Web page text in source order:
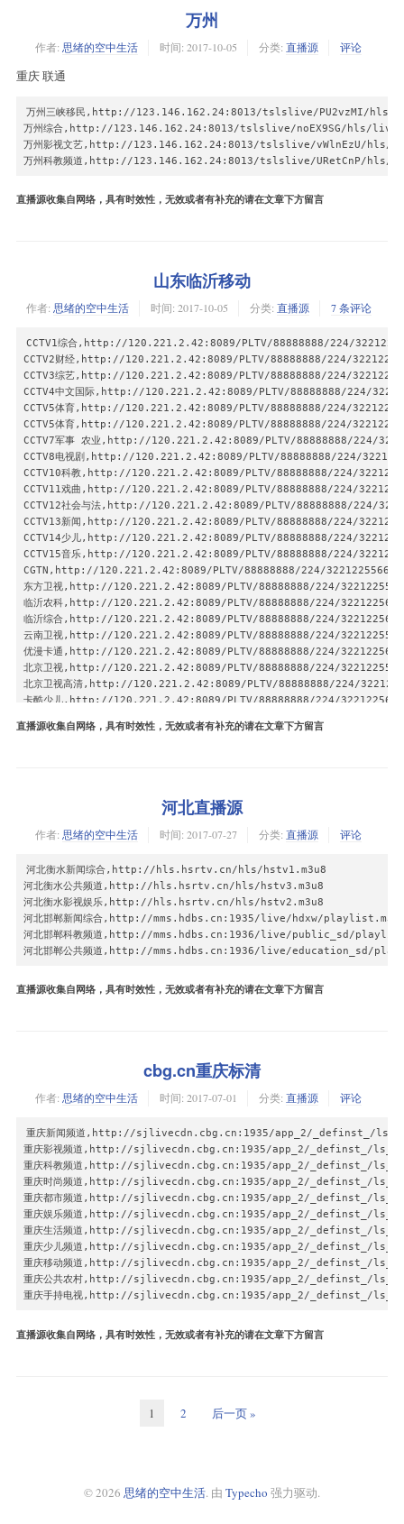
旅游卫视:igmp://239.93.0.80:5140
卡酷动画:igmp://239.93.0.208:5140
金鹰卡通:igmp://239.93.0.108:5140
热播剧场:igmp://239.93.0.56:9020
魅力时尚高清:igmp://239.93.0.190:9012
少儿动画高清:igmp://239.93.0.193:9000
足球高清:igmp://239.93.0.197:9040
军事高清:igmp://239.93.0.204:9076
解密高清:igmp://239.93.0.199:9048
戏曲:igmp://239.93.0.217:9208
宝宝动画高清:igmp://239.93.0.147:5140
电竞天堂高清:igmp://239.93.1.135:5140
墨宝高清:igmp://239.93.0.215:9132
财富天下:igmp://239.93.0.116:9136
收视指南:igmp://239.93.0.195:8012
传奇:igmp://239.93.0.235:1282
食尚:igmp://239.93.0.237:1284
汽车频道:igmp://239.93.0.117:1292
新华现场:igmp://239.93.0.93:2102
美食旅游:igmp://239.93.0.165:2104
熊猫影院高清:igmp://239.93.0.214:5140
IPTV5＋:igmp://239.93.0.135:9008
星空精选高清:igmp://239.93.1.171:5140
金熊猫卡通高清:igmp://239.93.1.172:5140
中国微电影:igmp://239.93.1.234:5140
西部旅游:igmp://239.93.1.235:5140
大众生活:igmp://239.93.1.157:4120
大爱四川:igmp://239.93.1.109:5140
直播室1:igmp://239.93.1.180:5140
直播室2:igmp://239.93.1.181:5140
直播室3:igmp://239.93.1.182:5140
直播室4:igmp://239.93.1.183:5140
直播室5:igmp://239.93.1.184:5140
直播室6:igmp://239.93.1.185:5140
直播室7:igmp://239.93.1.186:5140
直播室8:igmp://239.93.1.187:5140
直播室13:igmp://239.93.0.101:5140
直播室14:igmp://239.93.0.102:5140
直播室15:igmp://239.93.0.103:5140
热门央视:igmp://239.93.1.33:5140
热门卫视:igmp://239.93.1.34:5140
热门本地:igmp://239.93.1.35:5140
热门央视-体验:igmp://239.93.1.47:5140
热门卫视-体验:igmp://239.93.1.49:5140
热门本地-体验:igmp://239.93.1.53:5140
921:igmp://239.93.1.131:5140
922:igmp://239.93.1.132:5140
926:igmp://239.93.1.124:5140
927:igmp://239.93.1.125:5140
928:igmp://239.93.1.126:5140
300156,上视新闻综合
300153,上视电视剧
300407,南方少儿
300150,上视教育
300593,长沙政法
300155,上视星尚频道
303537,国学频道
300415,武汉科教生活
300404,南方经济
300464,广东房产频道
万州
作者: 思绪的空中生活 时间: 2017-10-05 分类: 直播源 评论
重庆 联通
万州三峡移民,http://123.146.162.24:8013/tslslive/PU2vzMI/hls/
万州综合,http://123.146.162.24:8013/tslslive/noEX9SG/hls/
万州影视文艺,http://123.146.162.24:8013/tslslive/vWlnEzU/hls/
万州科教频道,http://123.146.162.24:8013/tslslive/URetCnP/hls/
直播源收集自网络，具有时效性，无效或者有补充的请在文章下方留言
山东临沂移动
作者: 思绪的空中生活 时间: 2017-10-05 分类: 直播源 7 条评论
CCTV1综合,http://120.221.2.42:8089/PLTV/88888888/224/
CCTV2财经,http://120.221.2.42:8089/PLTV/88888888/224/
CCTV3综艺,http://120.221.2.42:8089/PLTV/88888888/224/
CCTV4中文国际,http://120.221.2.42:8089/PLTV/88888888/224/
CCTV5体育,http://120.221.2.42:8089/PLTV/88888888/224/
CCTV5体育,http://120.221.2.42:8089/PLTV/88888888/224/
CCTV7军事 农业,http://120.221.2.42:8089/PLTV/88888888/224/
CCTV8电视剧,http://120.221.2.42:8089/PLTV/88888888/224/
CCTV10科教,http://120.221.2.42:8089/PLTV/88888888/224/
CCTV11戏曲,http://120.221.2.42:8089/PLTV/88888888/224/
CCTV12社会与法,http://120.221.2.42:8089/PLTV/88888888/224/
CCTV13新闻,http://120.221.2.42:8089/PLTV/88888888/224/
CCTV14少儿,http://120.221.2.42:8089/PLTV/88888888/224/
CCTV15音乐,http://120.221.2.42:8089/PLTV/88888888/224/
CGTN,http://120.221.2.42:8089/PLTV/88888888/224/3221225566/
东方卫视,http://120.221.2.42:8089/PLTV/88888888/224/
临沂农科,http://120.221.2.42:8089/PLTV/88888888/224/
临沂综合,http://120.221.2.42:8089/PLTV/88888888/224/
云南卫视,http://120.221.2.42:8089/PLTV/88888888/224/
优漫卡通,http://120.221.2.42:8089/PLTV/88888888/224/
北京卫视,http://120.221.2.42:8089/PLTV/88888888/224/
北京卫视高清,http://120.221.2.42:8089/PLTV/88888888/224/
卡酷少儿,http://120.221.2.42:8089/PLTV/88888888/224/
天津卫视,http://120.221.2.42:8089/PLTV/88888888/224/
山东农科,http://120.221.2.42:8089/PLTV/88888888/224/
山东卫视,http://120.221.2.42:8089/PLTV/88888888/224/
山东卫视高清,http://120.221.2.42:8089/PLTV/88888888/224/
山东少儿,http://120.221.2.42:8089/PLTV/88888888/224/
山东影视,http://120.221.2.42:8089/PLTV/88888888/224/
山东生活,http://120.221.2.42:8089/PLTV/88888888/224/
山东综艺,http://120.221.2.42:8089/PLTV/88888888/224/
山东齐鲁,http://120.221.2.42:8089/PLTV/88888888/224/
广东卫视,http://120.221.2.42:8089/PLTV/88888888/224/
广东卫视高清,http://120.221.2.42:8089/PLTV/88888888/224/
德州公共,http://120.221.2.42:8089/PLTV/88888888/224/
河南卫视,http://120.221.2.42:8089/PLTV/88888888/224/
济南娱乐,http://120.221.2.42:8089/PLTV/88888888/224/
济南影视,http://120.221.2.42:8089/PLTV/88888888/224/
济南新闻综合,http://120.221.2.42:8089/PLTV/88888888/224/
济南新闻综合高清,http://120.221.2.42:8089/PLTV/88888888/224/
济南生活,http://120.221.2.42:8089/PLTV/88888888/224/
济南都市,http://120.221.2.42:8089/PLTV/88888888/224/
浙江卫视,http://120.221.2.42:8089/PLTV/88888888/224/
海看教育,http://120.221.2.42:8089/PLTV/88888888/224/
海看生活,http://120.221.2.42:8089/PLTV/88888888/224/
深圳卫视,http://120.221.2.42:8089/PLTV/88888888/224/
深圳卫视高清,http://120.221.2.42:8089/PLTV/88888888/224/
湖南卫视,http://120.221.2.42:8089/PLTV/88888888/224/
辽宁卫视,http://120.221.2.42:8089/PLTV/88888888/224/
黑龙江卫视高清,http://120.221.2.42:8089/PLTV/88888888/224/
直播源收集自网络，具有时效性，无效或者有补充的请在文章下方留言
河北直播源
作者: 思绪的空中生活 时间: 2017-07-27 分类: 直播源 评论
河北衡水新闻综合,http://hls.hsrtv.cn/hls/hstv1.m3u8
河北衡水公共频道,http://hls.hsrtv.cn/hls/hstv3.m3u8
河北衡水影视娱乐,http://hls.hsrtv.cn/hls/hstv2.m3u8
河北邯郸新闻综合,http://mms.hdbs.cn:1935/live/hdxw/
河北邯郸科教频道,http://mms.hdbs.cn:1936/live/public_sd/
河北邯郸公共频道,http://mms.hdbs.cn:1936/live/education_sd/
直播源收集自网络，具有时效性，无效或者有补充的请在文章下方留言
cbg.cn重庆标清
作者: 思绪的空中生活 时间: 2017-07-01 分类: 直播源 评论
重庆新闻频道,http://sjlivecdn.cbg.cn:1935/app_2/_definst_/
重庆影视频道,http://sjlivecdn.cbg.cn:1935/app_2/_definst_/
重庆科教频道,http://sjlivecdn.cbg.cn:1935/app_2/_definst_/
重庆时尚频道,http://sjlivecdn.cbg.cn:1935/app_2/_definst_/
重庆都市频道,http://sjlivecdn.cbg.cn:1935/app_2/_definst_/
重庆娱乐频道,http://sjlivecdn.cbg.cn:1935/app_2/_definst_/
重庆生活频道,http://sjlivecdn.cbg.cn:1935/app_2/_definst_/
重庆少儿频道,http://sjlivecdn.cbg.cn:1935/app_2/_definst_/
重庆移动频道,http://sjlivecdn.cbg.cn:1935/app_2/_definst_/
重庆公共农村,http://sjlivecdn.cbg.cn:1935/app_2/_definst_/
重庆手持电视,http://sjlivecdn.cbg.cn:1935/app_2/_definst_/
直播源收集自网络，具有时效性，无效或者有补充的请在文章下方留言
1 2 后一页 »
© 2026 思绪的空中生活. 由 Typecho 强力驱动.